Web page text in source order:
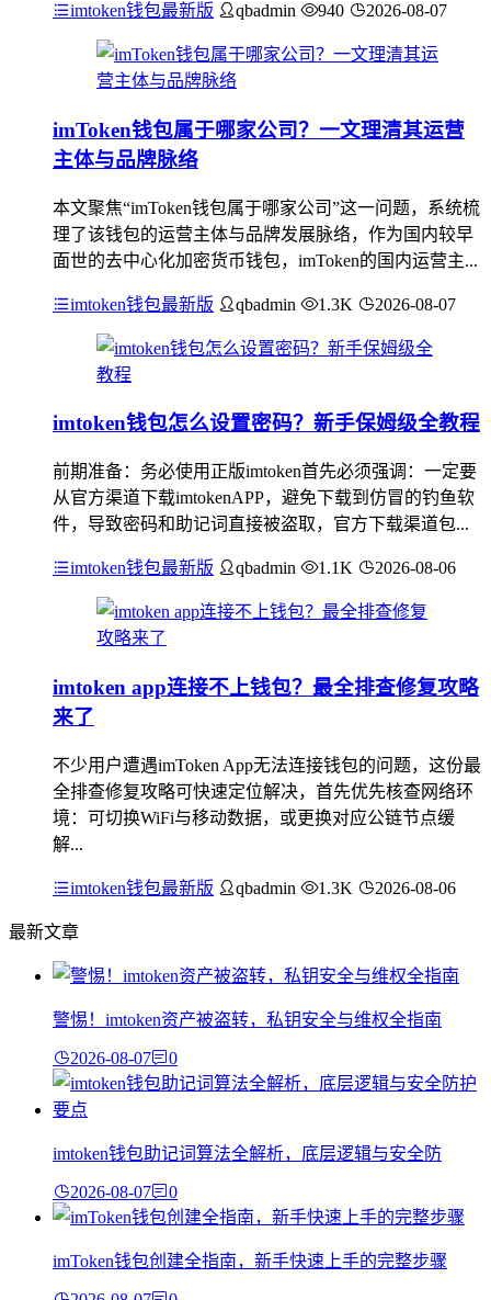
imtoken钱包最新版 qbadmin 940 2026-08-07
imToken钱包属于哪家公司？一文理清其运营
主体与品牌脉络
本文聚焦“imToken钱包属于哪家公司”这一问题，系统梳
理了该钱包的运营主体与品牌发展脉络，作为国内较早
面世的去中心化加密货币钱包，imToken的国内运营主...
imtoken钱包最新版 qbadmin 1.3K 2026-08-07
imtoken钱包怎么设置密码？新手保姆级全教程
前期准备：务必使用正版imtoken首先必须强调：一定要
从官方渠道下载imtokenAPP，避免下载到仿冒的钓鱼软
件，导致密码和助记词直接被盗取，官方下载渠道包...
imtoken钱包最新版 qbadmin 1.1K 2026-08-06
imtoken app连接不上钱包？最全排查修复攻略
来了
不少用户遭遇imToken App无法连接钱包的问题，这份最
全排查修复攻略可快速定位解决，首先优先核查网络环
境：可切换WiFi与移动数据，或更换对应公链节点缓
解...
imtoken钱包最新版 qbadmin 1.3K 2026-08-06
最新文章
警惕！imtoken资产被盗转，私钥安全与维权全指南
2026-08-07 0
imtoken钱包助记词算法全解析，底层逻辑与安全防
2026-08-07 0
imToken钱包创建全指南，新手快速上手的完整步骤